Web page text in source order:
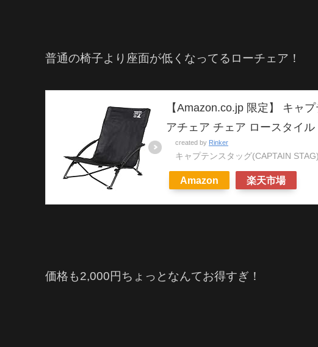
普通の椅子より座面が低くなってるローチェア！
【Amazon.co.jp 限定】 キャ
アチェア チェア ロースタイ
created by Rinker
キャプテンスタッグ(CAPTAIN STAG)
Amazon 楽天市場
価格も2,000円ちょっとなんてお得すぎ！